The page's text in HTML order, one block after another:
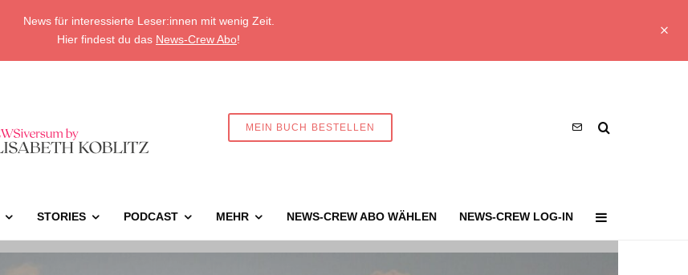
News für interessierte Leser:innen mit wenig Zeit.
Hier findest du das News-Crew Abo!
MEIN BUCH BESTELLEN
STORIES PODCAST MEHR NEWS-CREW ABO WÄHLEN NEWS-CREW LOG-IN